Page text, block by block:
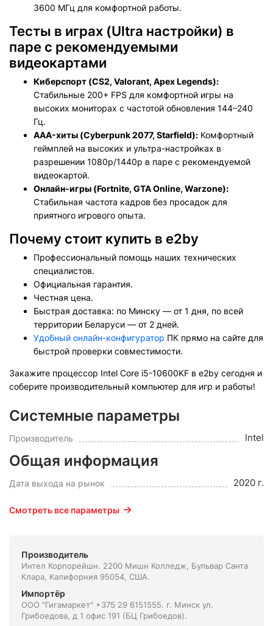
3600 МГц для комфортной работы.
Тесты в играх (Ultra настройки) в
паре с рекомендуемыми
видеокартами
Киберспорт (CS2, Valorant, Apex Legends):
Стабильные 200+ FPS для комфортной игры на
высоких мониторах с частотой обновления 144–240
Гц.
AAA-хиты (Cyberpunk 2077, Starfield): Комфортный
геймплей на высоких и ультра-настройках в
разрешении 1080p/1440p в паре с рекомендуемой
видеокартой.
Онлайн-игры (Fortnite, GTA Online, Warzone):
Стабильная частота кадров без просадок для
приятного игрового опыта.
Почему стоит купить в e2by
Профессиональный помощь наших технических
специалистов.
Официальная гарантия.
Честная цена.
Быстрая доставка: по Минску — от 1 дня, по всей
территории Беларуси — от 2 дней.
Удобный онлайн-конфигуратор ПК прямо на сайте для
быстрой проверки совместимости.
Закажите процессор Intel Core i5-10600KF в e2by сегодня и
соберите производительный компьютер для игр и работы!
Системные параметры
Производитель Intel
Общая информация
Дата выхода на рынок 2020 г.
Смотреть все параметры
Производитель
Интел Корпорейшн. 2200 Мишн Колледж, Бульвар Санта
Клара, Калифорния 95054, США.
Импортёр
ООО "Гигамаркет" +375 29 6151555. г. Минск ул.
Грибоедова, д 1 офис 191 (БЦ Грибоедов).